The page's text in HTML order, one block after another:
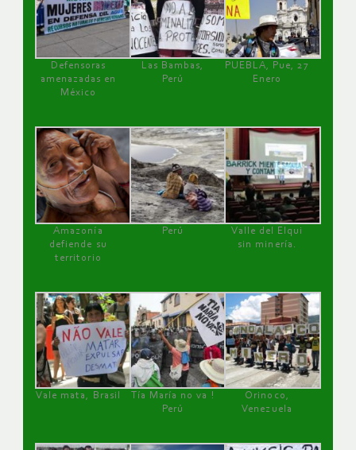
Defensoras
amenazadas en
México
Las Bambas,
Perú
PUEBLA, Pue, 27
Enero
Amazonía
defiende su
territorio
Perú
Valle del Elqui
sin minería.
Vale mata, Brasil
Tía María no va !
Perú
Orinoco,
Venezuela